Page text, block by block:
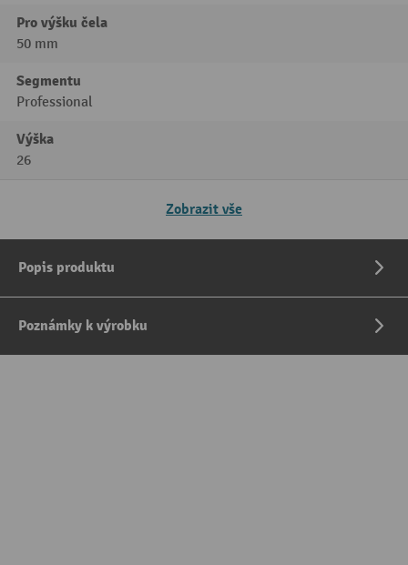
Pro výšku čela
50 mm
Segmentu
Professional
Výška
26
Zobrazit vše
Popis produktu
Poznámky k výrobku